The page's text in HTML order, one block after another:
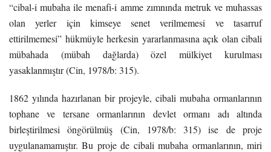
“cibal-i mubaha ile menafi-i amme zımnında metruk ve muhassas
olan yerler için kimseye senet verilmemesi ve tasarruf
ettirilmemesi” hükmüyle herkesin yararlanmasına açık olan cibali
mübahada (mübah dağlarda) özel mülkiyet kurulması
yasaklanmıştır (Cin, 1978/b: 315).
1862 yılında hazırlanan bir projeyle, cibali mubaha ormanlarının
tophane ve tersane ormanlarının devlet ormanı adı altında
birleştirilmesi öngörülmüş (Cin, 1978/b: 315) ise de proje
uygulanamamıştır. Bu proje de cibali mubaha ormanlarının, miri